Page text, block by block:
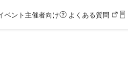
ベント主催者向け よくある質問